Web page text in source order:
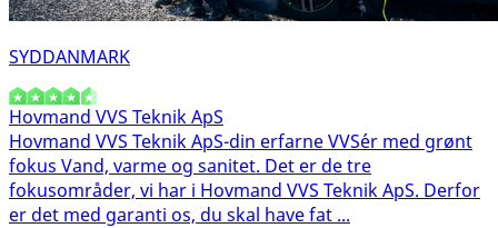
SYDDANMARK
Hovmand VVS Teknik ApS
Hovmand VVS Teknik ApS-din erfarne VVS´er med grønt
fokus Vand, varme og sanitet. Det er de tre
fokusområder, vi har i Hovmand VVS Teknik ApS. Derfor
er det med garanti os, du skal have fat ...